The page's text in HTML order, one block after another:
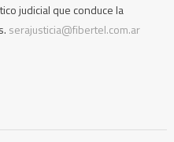
judicial que conduce la
serajusticia@fibertel.com.ar